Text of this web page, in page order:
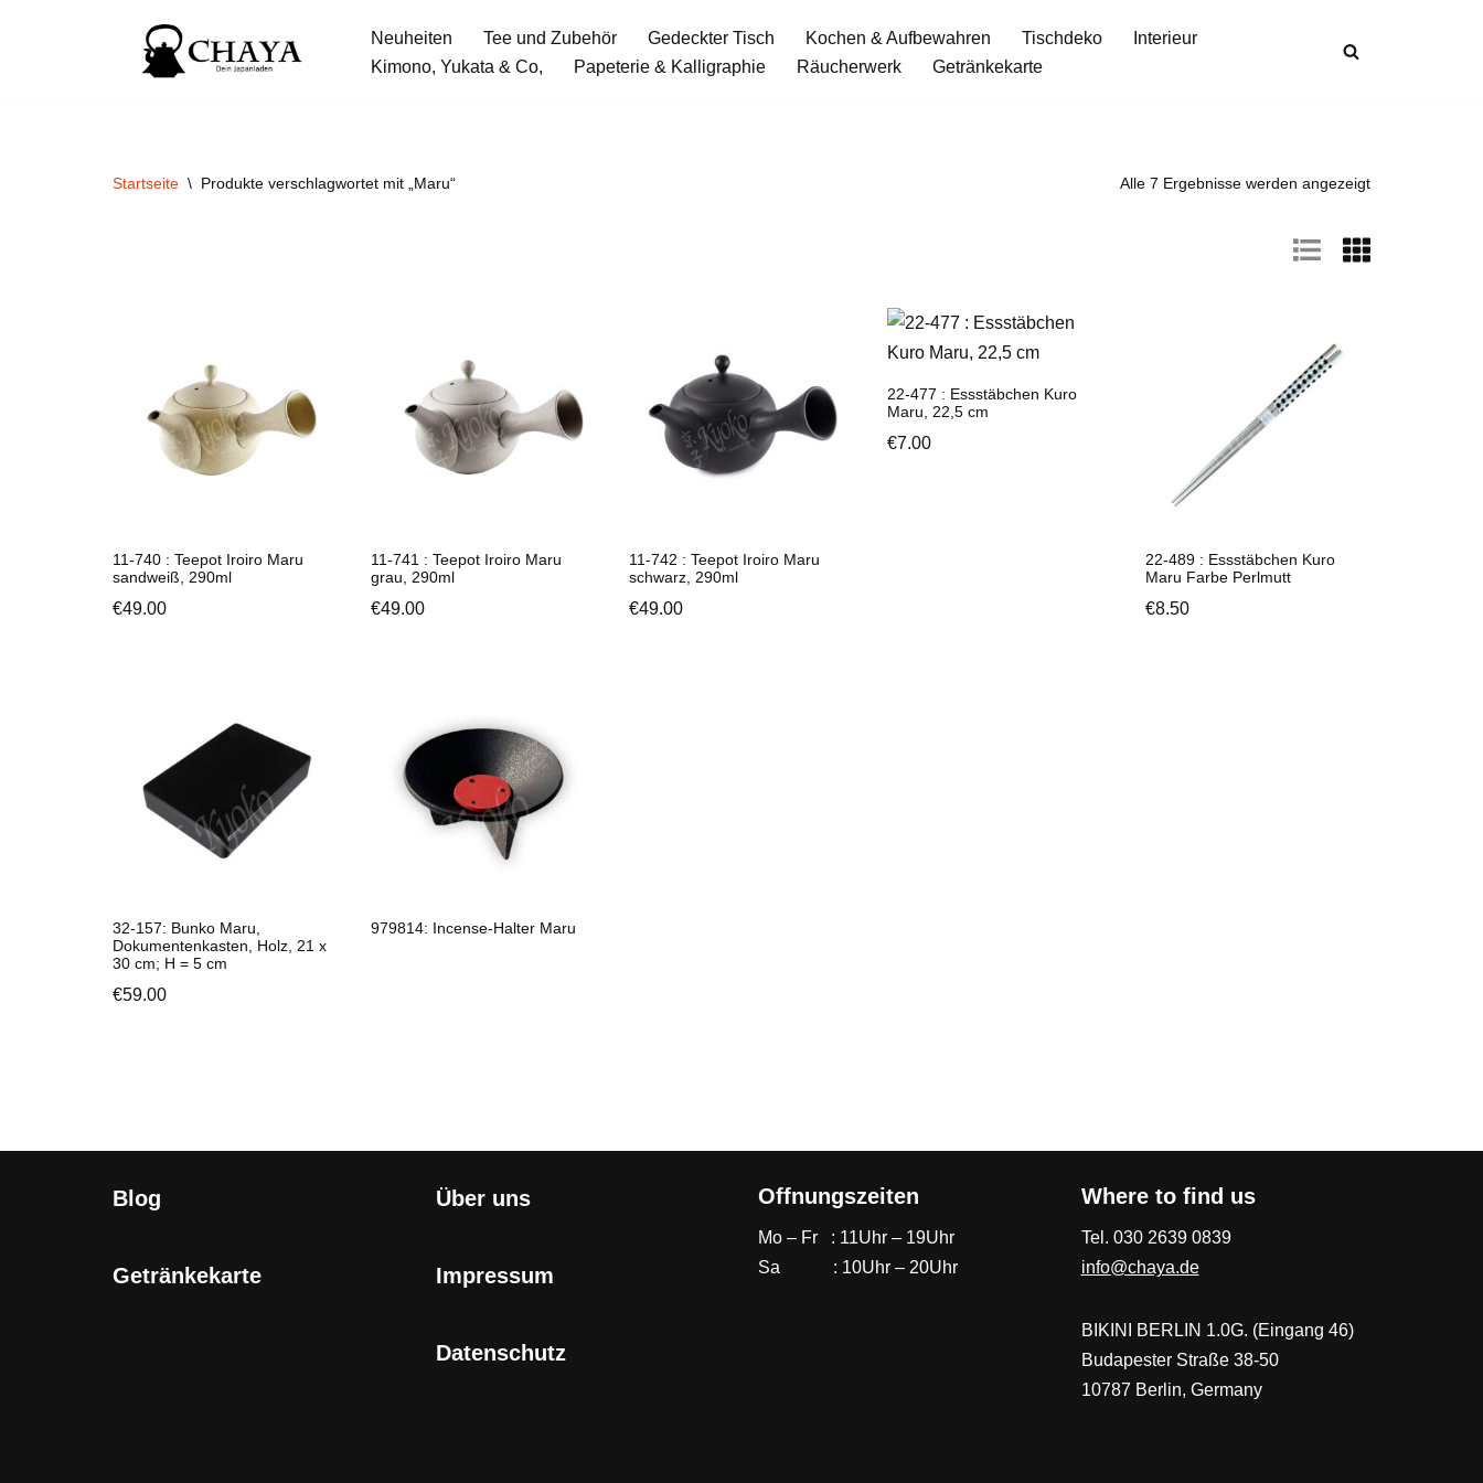
Neuheiten Tee und Zubehör Gedeckter Tisch Kochen & Aufbewahren Tischdeko
Interieur
Kimono, Yukata & Co,
Papeterie & Kalligraphie Räucherwerk Getränkekarte
Startseite \ Produkte verschlagwortet mit „Maru“ Alle 7 Ergebnisse werden angezeigt
11-740 : Teepot Iroiro Maru
sandweiß, 290ml
€49.00
11-741 : Teepot Iroiro Maru
grau, 290ml
€49.00
11-742 : Teepot Iroiro Maru
schwarz, 290ml
€49.00
22-477 : Essstäbchen Kuro
Maru, 22,5 cm
€7.00
22-489 : Essstäbchen Kuro
Maru Farbe Perlmutt
€8.50
32-157: Bunko Maru,
Dokumentenkasten, Holz, 21 x
30 cm; H = 5 cm
€59.00
979814: Incense-Halter Maru
Blog
Getränkekarte
Über uns
Impressum
Datenschutz
Offnungszeiten
Mo – Fr : 11Uhr – 19Uhr
Sa : 10Uhr – 20Uhr
Where to find us
Tel. 030 2639 0839
info@chaya.de
BIKINI BERLIN 1.0G. (Eingang 46)
Budapester Straße 38-50
10787 Berlin, Germany